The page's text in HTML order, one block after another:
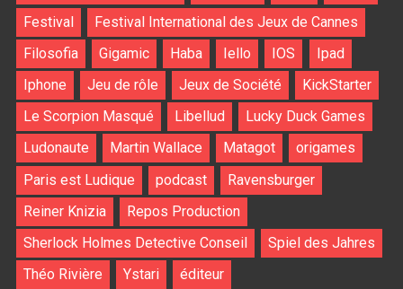
Festival
Festival International des Jeux de Cannes
Filosofia
Gigamic Haba Iello IOS
Ipad
Iphone
Jeu de rôle Jeux de Société
KickStarter
Le Scorpion Masqué
Libellud
Lucky Duck Games
Ludonaute
Martin Wallace Matagot
origames
Paris est Ludique
podcast
Ravensburger
Reiner Knizia
Repos Production
Sherlock Holmes Detective Conseil
Spiel des Jahres
Théo Rivière
Ystari éditeur